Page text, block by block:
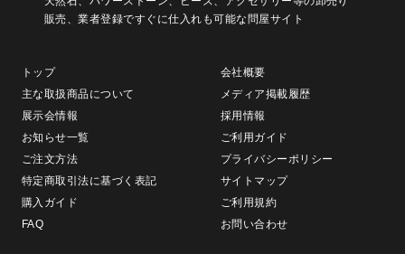
販売、業者登録ですぐに仕入れも可能な問屋サイト
トップ
会社概要
主な取扱商品について
メディア掲載履歴
展示会情報
採用情報
お知らせ一覧
ご利用ガイド
ご注文方法
プライバシーポリシー
特定商取引法に基づく表記
サイトマップ
購入ガイド
ご利用規約
FAQ
お問い合わせ